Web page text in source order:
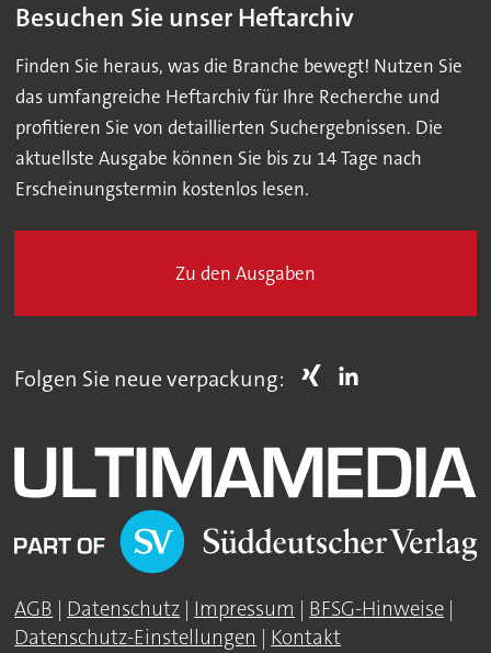
Besuchen Sie unser Heftarchiv
Finden Sie heraus, was die Branche bewegt! Nutzen Sie
das umfangreiche Heftarchiv für Ihre Recherche und
profitieren Sie von detaillierten Suchergebnissen. Die
aktuellste Ausgabe können Sie bis zu 14 Tage nach
Erscheinungstermin kostenlos lesen.
Zu den Ausgaben
Folgen Sie neue verpackung:
AGB | Datenschutz | Impressum | BFSG-Hinweise |
Datenschutz-Einstellungen | Kontakt